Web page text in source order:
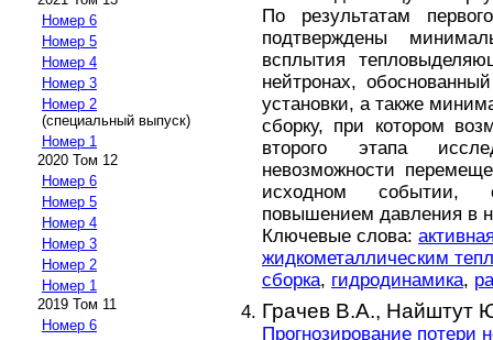
Номер 6
Номер 5
Номер 4
Номер 3
Номер 2
(специальный выпуск)
Номер 1
2020 Том 12
Номер 6
Номер 5
Номер 4
Номер 3
Номер 2
Номер 1
2019 Том 11
Номер 6
По результатам
подтверждены
всплытия
нейтронах,
установки, а также
сборку, при котором
второго этапа
невозможности
исходном событии,
повышением давления в
Ключевые слова:
жидкометаллическим
сборка, гидродинамика,
Грачев В.А., Найштут
Прогнозирование потери